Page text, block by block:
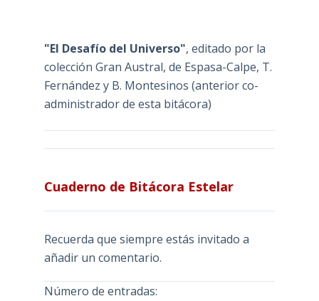
"El Desafío del Universo", editado por la
colección Gran Austral, de Espasa-Calpe, T.
Fernández y B. Montesinos (anterior co-
administrador de esta bitácora)
Cuaderno de Bitácora Estelar
Recuerda que siempre estás invitado a
añadir un comentario.
Número de entradas: